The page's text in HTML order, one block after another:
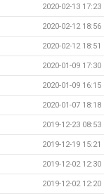
2020-02-13 17:23
2020-02-12 18:56
2020-02-12 18:51
2020-01-09 17:30
2020-01-09 16:15
2020-01-07 18:18
2019-12-23 08:53
2019-12-19 15:21
2019-12-02 12:30
2019-12-02 12:20